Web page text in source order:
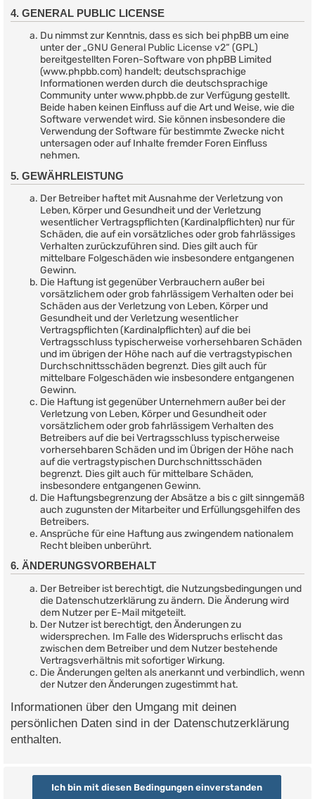
4. GENERAL PUBLIC LICENSE
Du nimmst zur Kenntnis, dass es sich bei phpBB um eine
unter der „GNU General Public License v2“ (GPL)
bereitgestellten Foren-Software von phpBB Limited
(www.phpbb.com) handelt; deutschsprachige
Informationen werden durch die deutschsprachige
Community unter www.phpbb.de zur Verfügung gestellt.
Beide haben keinen Einfluss auf die Art und Weise, wie die
Software verwendet wird. Sie können insbesondere die
Verwendung der Software für bestimmte Zwecke nicht
untersagen oder auf Inhalte fremder Foren Einfluss
nehmen.
5. GEWÄHRLEISTUNG
Der Betreiber haftet mit Ausnahme der Verletzung von
Leben, Körper und Gesundheit und der Verletzung
wesentlicher Vertragspflichten (Kardinalpflichten) nur für
Schäden, die auf ein vorsätzliches oder grob fahrlässiges
Verhalten zurückzuführen sind. Dies gilt auch für
mittelbare Folgeschäden wie insbesondere entgangenen
Gewinn.
Die Haftung ist gegenüber Verbrauchern außer bei
vorsätzlichem oder grob fahrlässigem Verhalten oder bei
Schäden aus der Verletzung von Leben, Körper und
Gesundheit und der Verletzung wesentlicher
Vertragspflichten (Kardinalpflichten) auf die bei
Vertragsschluss typischerweise vorhersehbaren Schäden
und im übrigen der Höhe nach auf die vertragstypischen
Durchschnittsschäden begrenzt. Dies gilt auch für
mittelbare Folgeschäden wie insbesondere entgangenen
Gewinn.
Die Haftung ist gegenüber Unternehmern außer bei der
Verletzung von Leben, Körper und Gesundheit oder
vorsätzlichem oder grob fahrlässigem Verhalten des
Betreibers auf die bei Vertragsschluss typischerweise
vorhersehbaren Schäden und im Übrigen der Höhe nach
auf die vertragstypischen Durchschnittsschäden
begrenzt. Dies gilt auch für mittelbare Schäden,
insbesondere entgangenen Gewinn.
Die Haftungsbegrenzung der Absätze a bis c gilt sinngemäß
auch zugunsten der Mitarbeiter und Erfüllungsgehilfen des
Betreibers.
Ansprüche für eine Haftung aus zwingendem nationalem
Recht bleiben unberührt.
6. ÄNDERUNGSVORBEHALT
Der Betreiber ist berechtigt, die Nutzungsbedingungen und
die Datenschutzerklärung zu ändern. Die Änderung wird
dem Nutzer per E-Mail mitgeteilt.
Der Nutzer ist berechtigt, den Änderungen zu
widersprechen. Im Falle des Widerspruchs erlischt das
zwischen dem Betreiber und dem Nutzer bestehende
Vertragsverhältnis mit sofortiger Wirkung.
Die Änderungen gelten als anerkannt und verbindlich, wenn
der Nutzer den Änderungen zugestimmt hat.
Informationen über den Umgang mit deinen
persönlichen Daten sind in der Datenschutzerklärung
enthalten.